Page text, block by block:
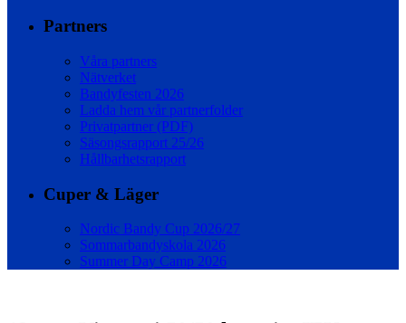
Partners
Våra partners
Nätverket
Bandyfesten 2026
Ladda hem vår partnerfolder
Privatpartner (PDF)
Säsongsrapport 25/26
Hållbarhetsrapport
Cuper & Läger
Nordic Bandy Cup 2026/27
Sommarbandyskola 2026
Summer Day Camp 2026